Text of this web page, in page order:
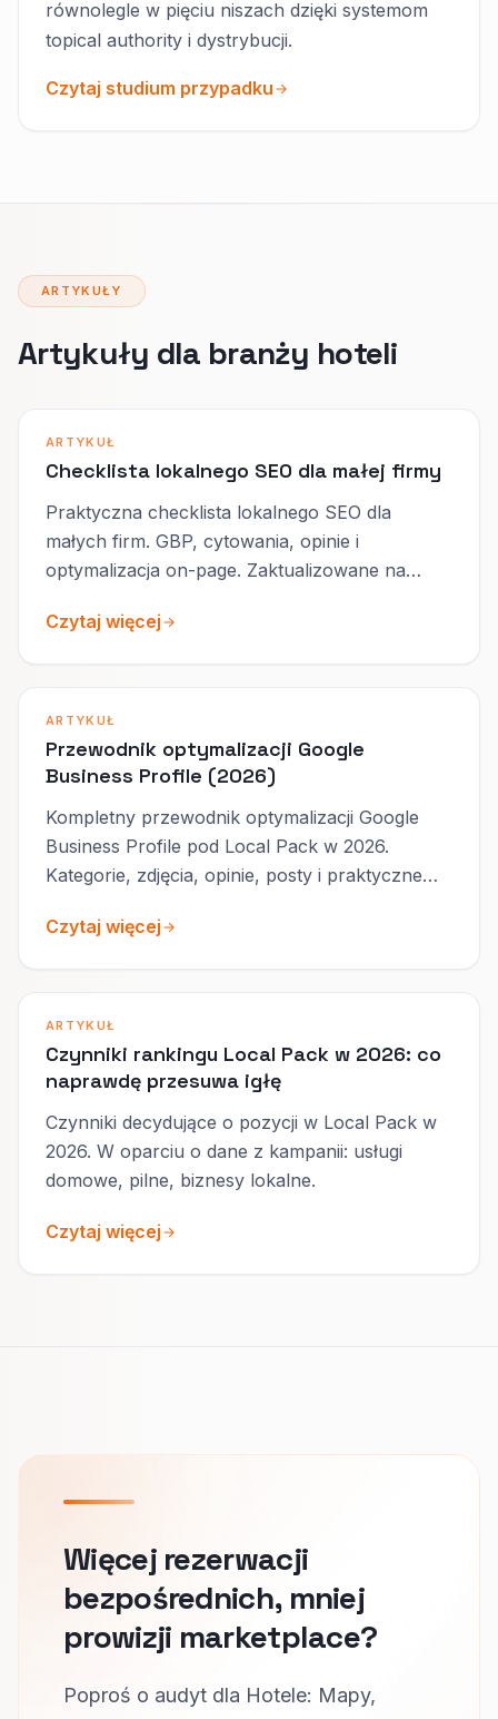
równolegle w pięciu niszach dzięki systemom
topical authority i dystrybucji.
Czytaj studium przypadku
ARTYKUŁY
Artykuły dla branży hoteli
ARTYKUŁ
Checklista lokalnego SEO dla małej firmy
Praktyczna checklista lokalnego SEO dla
małych firm. GBP, cytowania, opinie i
optymalizacja on-page. Zaktualizowane na
Czytaj więcej
ARTYKUŁ
Przewodnik optymalizacji Google
Business Profile (2026)
Kompletny przewodnik optymalizacji Google
Business Profile pod Local Pack w 2026.
Kategorie, zdjęcia, opinie, posty i praktyczne
Czytaj więcej
ARTYKUŁ
Czynniki rankingu Local Pack w 2026: co
naprawdę przesuwa igłę
Czynniki decydujące o pozycji w Local Pack w
2026. W oparciu o dane z kampanii: usługi
domowe, pilne, biznesy lokalne.
Czytaj więcej
Więcej rezerwacji
bezpośrednich, mniej
prowizji marketplace?
Poproś o audyt dla Hotele: Mapy,